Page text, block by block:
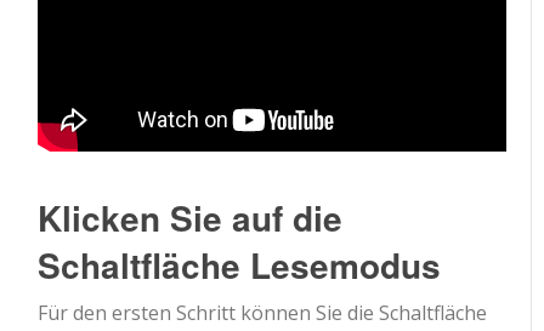
Klicken Sie auf die
Schaltfläche Lesemodus
Für den ersten Schritt können Sie die Schaltfläche